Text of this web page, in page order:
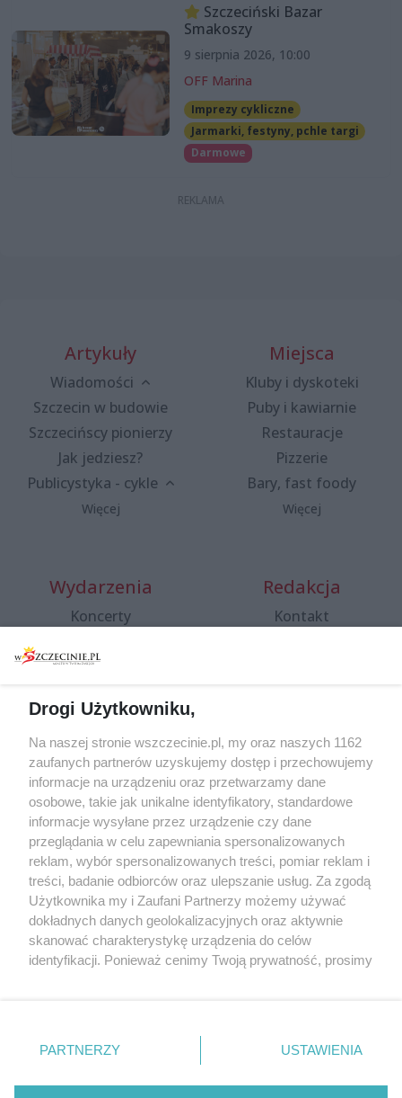
Szczeciński Bazar
Smakoszy
9 sierpnia 2026, 10:00
OFF Marina
Imprezy cykliczne
Jarmarki, festyny, pchle targi
Darmowe
Artykuły
Wiadomości
Szczecin w budowie
Szczecińscy pionierzy
Jak jedziesz?
Publicystyka - cykle
Więcej
Miejsca
Kluby i dyskoteki
Puby i kawiarnie
Restauracje
Pizzerie
Bary, fast foody
Więcej
Wydarzenia
Koncerty
Spacery i oprowadzania
targi
Wernisaże
Więcej
Redakcja
Kontakt
Specjalny koncert z okazji
20. urodzin portalu
wSzczecinie.pl
Regulamin konkursów
śniadaniówka "Hej
Szczecin! Jest piątek!"
Partnerzy
Praca Szczecin
© 2026 wSzczecinie.pl
Drogi Użytkowniku,
Na naszej stronie wszczecinie.pl, my oraz naszych 1162
zaufanych partnerów uzyskujemy dostęp i przechowujemy
informacje na urządzeniu oraz przetwarzamy dane
osobowe, takie jak unikalne identyfikatory, standardowe
informacje wysyłane przez urządzenie czy dane
przeglądania w celu zapewniania spersonalizowanych
reklam, wybór spersonalizowanych treści, pomiar reklam i
treści, badanie odbiorców oraz ulepszanie usług. Za zgodą
Użytkownika my i Zaufani Partnerzy możemy używać
dokładnych danych geolokalizacyjnych oraz aktywnie
skanować charakterystykę urządzenia do celów
identyfikacji. Ponieważ cenimy Twoją prywatność, prosimy
prywatności znajdujący się w lewym dolnym rogu strony
. Niektóre rodzaje przetwarzania danych nie wymagają
PARTNERZY USTAWIENIA